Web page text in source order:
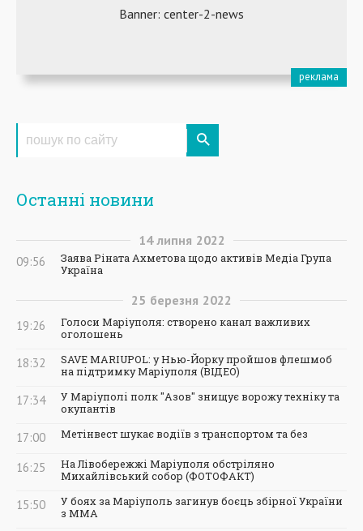
Останні новини
14 липня 2022
09:56
Заява Ріната Ахметова щодо активів Медіа Група
Україна
25 березня 2022
19:26
Голоси Маріуполя: створено канал важливих
оголошень
18:32
SAVE MARIUPOL: у Нью-Йорку пройшов флешмоб
на підтримку Маріуполя (ВІДЕО)
17:34
У Маріуполі полк "Азов" знищує ворожу техніку та
окупантів
17:00 Метінвест шукає водіїв з транспортом та без
16:25
На Лівобережжі Маріуполя обстріляно
Михайлівський собор (ФОТОФАКТ)
15:50
У боях за Маріуполь загинув боєць збірної України
з ММА